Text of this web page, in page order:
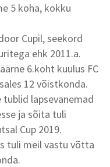
5 koha, kokku
Cupil, seekord
ehk 2011.a.
6.koht kuulus FC
12 võistkonda.
lapsevanemad
ja sõita tuli
Cup 2019.
tuli meil vastu võtta